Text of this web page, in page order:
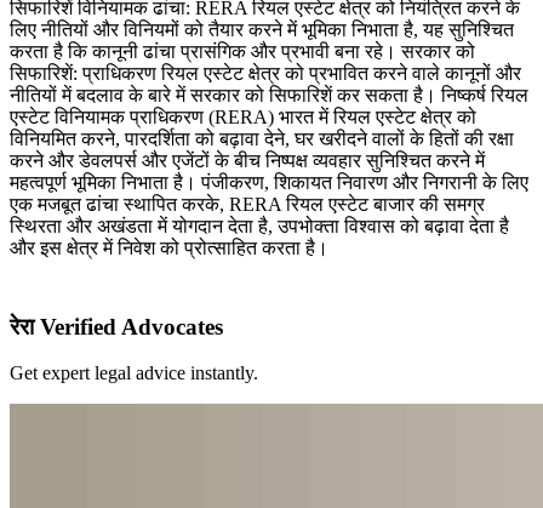
सिफारिशें विनियामक ढांचा: RERA रियल एस्टेट क्षेत्र को नियंत्रित करने के
लिए नीतियों और विनियमों को तैयार करने में भूमिका निभाता है, यह सुनिश्चित
करता है कि कानूनी ढांचा प्रासंगिक और प्रभावी बना रहे। सरकार को
सिफारिशें: प्राधिकरण रियल एस्टेट क्षेत्र को प्रभावित करने वाले कानूनों और
नीतियों में बदलाव के बारे में सरकार को सिफारिशें कर सकता है। निष्कर्ष रियल
एस्टेट विनियामक प्राधिकरण (RERA) भारत में रियल एस्टेट क्षेत्र को
विनियमित करने, पारदर्शिता को बढ़ावा देने, घर खरीदने वालों के हितों की रक्षा
करने और डेवलपर्स और एजेंटों के बीच निष्पक्ष व्यवहार सुनिश्चित करने में
महत्वपूर्ण भूमिका निभाता है। पंजीकरण, शिकायत निवारण और निगरानी के लिए
एक मजबूत ढांचा स्थापित करके, RERA रियल एस्टेट बाजार की समग्र
स्थिरता और अखंडता में योगदान देता है, उपभोक्ता विश्वास को बढ़ावा देता है
और इस क्षेत्र में निवेश को प्रोत्साहित करता है।
रेरा Verified Advocates
Get expert legal advice instantly.